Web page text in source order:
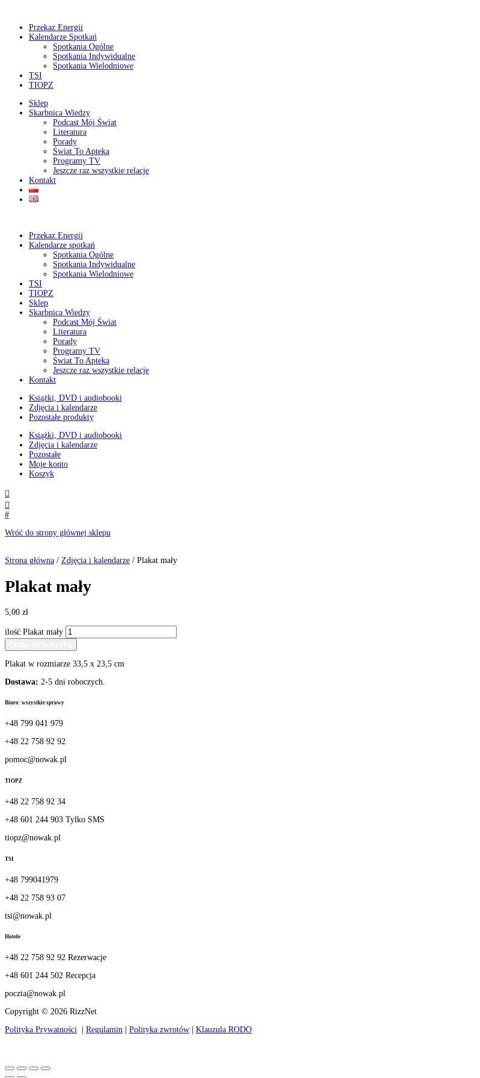
Przekaz Energii
Kalendarze Spotkań
Spotkania Ogólne
Spotkania Indywidualne
Spotkania Wielodniowe
TSI
TIOPZ
Sklep
Skarbnica Wiedzy
Podcast Mój Świat
Literatura
Porady
Świat To Apteka
Programy TV
Jeszcze raz wszystkie relacje
Kontakt
Przekaz Energii
Kalendarze spotkań
Spotkania Ogólne
Spotkania Indywidualne
Spotkania Wielodniowe
TSI
TIOPZ
Sklep
Skarbnica Wiedzy
Podcast Mój Świat
Literatura
Porady
Programy TV
Świat To Apteka
Jeszcze raz wszystkie relacje
Kontakt
Książki, DVD i audiobooki
Zdjęcia i kalendarze
Pozostałe produkty
Książki, DVD i audiobooki
Zdjęcia i kalendarze
Pozostałe
Moje konto
Koszyk


#
Wróć do strony głównej sklepu
Strona główna / Zdjęcia i kalendarze / Plakat mały
Plakat mały
5,00 zł
ilość Plakat mały
Plakat w rozmiarze 33,5 x 23,5 cm
Dostawa: 2-5 dni roboczych.
Biuro: wszystkie sprawy
+48 799 041 979
+48 22 758 92 92
pomoc@nowak.pl
TIOPZ
+48 22 758 92 34
+48 601 244 903 Tylko SMS
tiopz@nowak.pl
TSI
+48 799041979
+48 22 758 93 07
tsi@nowak.pl
Hotele
+48 22 758 92 92 Rezerwacje
+48 601 244 502 Recepcja
poczta@nowak.pl
Copyright © 2026 RizzNet
Polityka Prywatności
Regulamin Polityka zwrotów Klauzula RODO